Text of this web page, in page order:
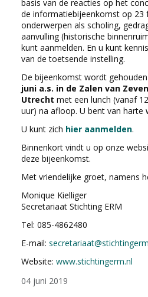
basis van de reacties op het
de informatiebijeenkomst op 23
onderwerpen als scholing,
aanvulling (historische
kunt aanmelden. En u kunt
van de toetsende instelling.
De bijeenkomst wordt
juni a.s. in de Zalen van
Utrecht met een lunch (vanaf
uur) na afloop. U bent van harte
U kunt zich hier aanmelden.
Binnenkort vindt u op onze
deze bijeenkomst.
Met vriendelijke groet, namens
Monique Kielliger
Secretariaat Stichting ERM
Tel: 085-4862480
E-mail:
Website: www.stichtingerm.nl
04 juni 2019